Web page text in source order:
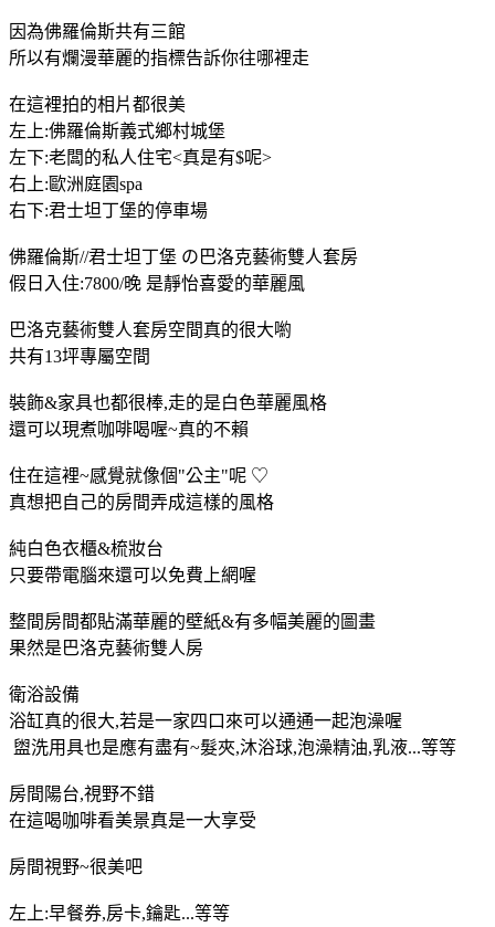
因為佛羅倫斯共有三館
所以有爛漫華麗的指標告訴你往哪裡走
在這裡拍的相片都很美
左上:佛羅倫斯義式鄉村城堡
左下:老闆的私人住宅<真是有$呢>
右上:歐洲庭園spa
右下:君士坦丁堡的停車場
佛羅倫斯//君士坦丁堡 の巴洛克藝術雙人套房
假日入住:7800/晚 是靜怡喜愛的華麗風
巴洛克藝術雙人套房空間真的很大喲
共有13坪專屬空間
裝飾&家具也都很棒,走的是白色華麗風格
還可以現煮咖啡喝喔~真的不賴
住在這裡~感覺就像個"公主"呢 ♡
真想把自己的房間弄成這樣的風格
純白色衣櫃&梳妝台
只要帶電腦來還可以免費上網喔
整間房間都貼滿華麗的壁紙&有多幅美麗的圖畫
果然是巴洛克藝術雙人房
衛浴設備
浴缸真的很大,若是一家四口來可以通通一起泡澡喔
盥洗用具也是應有盡有~髮夾,沐浴球,泡澡精油,乳液...等等
房間陽台,視野不錯
在這喝咖啡看美景真是一大享受
房間視野~很美吧
左上:早餐券,房卡,鑰匙...等等